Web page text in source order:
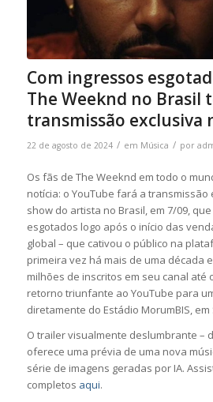
Com ingressos
The Weeknd no Brasil
transmissão exclusiva
22 de agosto de 2024 / em Música / por
Os fãs de The Weeknd em todo o
notícia: o YouTube fará a transmissão
show do artista no Brasil, em 7/09,
esgotados logo após o início das
global – que cativou o público na
primeira vez há mais de uma década
milhões de inscritos em seu canal até
retorno triunfante ao YouTube para
diretamente do Estádio MorumBIS, em
O trailer visualmente deslumbrante –
oferece uma prévia de uma nova
série de imagens geradas por IA.
completos aqui.